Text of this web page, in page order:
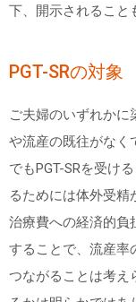
下、開示されること
PGT-SRの対象
ご夫婦のいずれか
や流産の既往がなく
でもPGT-SRを受け
るためには体外受精
治療費への経済的負
することで、流産率
つながることは考え